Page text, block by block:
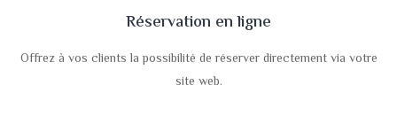
Réservation en ligne
Offrez à vos clients la possibilité de réserver directement via votre
site web.